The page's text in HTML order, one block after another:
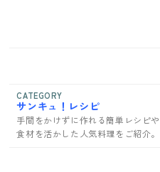
CATEGORY
サンキュ！レシピ
手間をかけずに作れる簡単レシピ
食材を活かした人気料理をご紹介。